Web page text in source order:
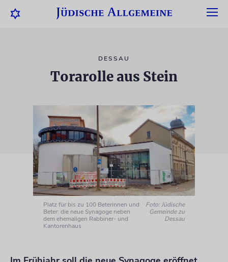
DESSAU
Torarolle aus Stein
Platz für bis zu 100 Beterinnen und
Beter: die neue Synagoge neben
dem ehemaligen Rabbiner- und
Kantorenhaus
Foto: Jüdische
Gemeinde zu
Dessau